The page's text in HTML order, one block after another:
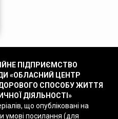
ПІДПРИЄМСТВО
«ОБЛАСНИЙ ЦЕНТР
СПОСОБУ ЖИТТЯ
ДІЯЛЬНОСТІ»
що опубліковані на
умові посилання (для